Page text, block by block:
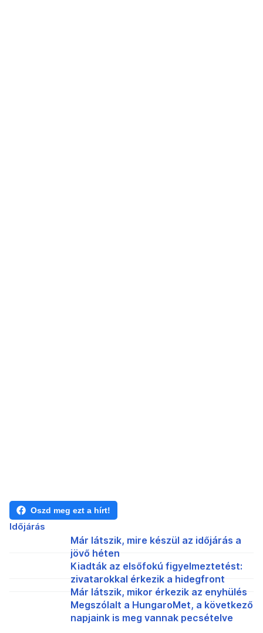
Oszd meg ezt a hírt!
Időjárás
Már látszik, mire készül az időjárás a
jövő héten
Kiadták az elsőfokú figyelmeztetést:
zivatarokkal érkezik a hidegfront
Már látszik, mikor érkezik az enyhülés
Megszólalt a HungaroMet, a következő
napjaink is meg vannak pecsételve